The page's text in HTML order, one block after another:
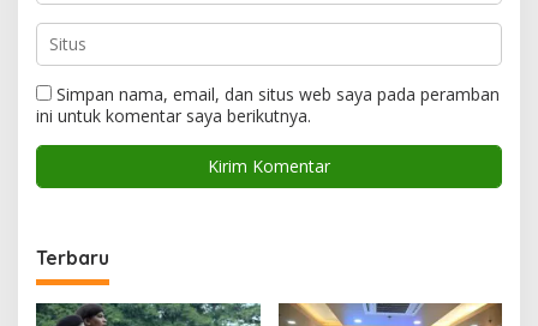
Simpan nama, email, dan situs web saya pada peramban
ini untuk komentar saya berikutnya.
Terbaru